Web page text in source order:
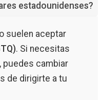
estadounidenses?
suelen aceptar
. Si necesitas
puedes cambiar
de dirigirte a tu